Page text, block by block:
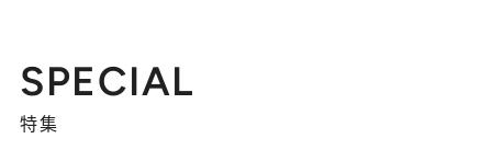
SPECIAL
特集